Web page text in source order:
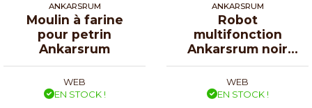
ANKARSRUM
Moulin à farine
pour petrin
Ankarsrum
WEB
EN STOCK !
ANKARSRUM
Robot
multifonction
Ankarsrum noir
diamant
WEB
EN STOCK !